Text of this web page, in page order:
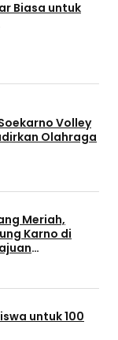
Biasa untuk
Volley
Olahraga
Meriah,
Karno di
untuk 100